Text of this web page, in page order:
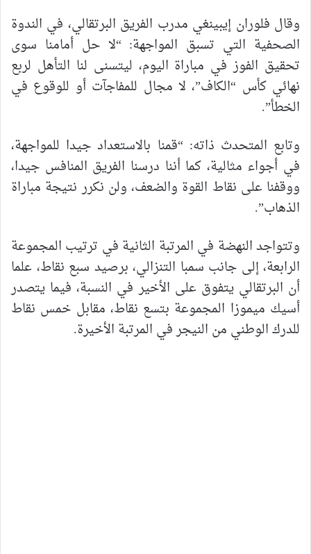
وقال فلوران إيبينغي مدرب الفريق البرتقالي، في الندوة
الصحفية التي تسبق المواجهة: “لا حل أمامنا سوى
تحقيق الفوز في مباراة اليوم، ليتسنى لنا التأهل لربع
نهائي كأس “الكاف”، لا مجال للمفاجآت أو للوقوع في
الخطأ”.
‎وتابع المتحدث ذاته: “قمنا بالاستعداد جيدا للمواجهة،
في أجواء مثالية، كما أننا درسنا الفريق المنافس جيدا،
ووقفنا على نقاط القوة والضعف، ولن نكرر نتيجة مباراة
الذهاب”.
‎وتتواجد النهضة في المرتبة الثانية في ترتيب المجموعة
الرابعة، إلى جانب سمبا التنزالي، برصيد سبع نقاط، علما
أن البرتقالي يتفوق على الأخير في النسبة، فيما يتصدر
أسيك ميموزا المجموعة بتسع نقاط، مقابل خمس نقاط
للدرك الوطني من النيجر في المرتبة الأخيرة.